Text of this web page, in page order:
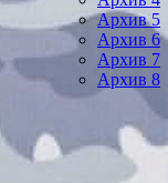
Архив 5
Архив 6
Архив 7
Архив 8